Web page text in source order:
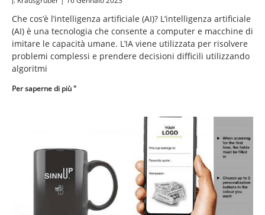
Che cos’è l’intelligenza artificiale (AI)? L’intelligenza artificiale
(AI) è una tecnologia che consente a computer e macchine di
imitare le capacità umane. L’IA viene utilizzata per risolvere
problemi complessi e prendere decisioni difficili utilizzando
algoritmi
Per saperne di più "